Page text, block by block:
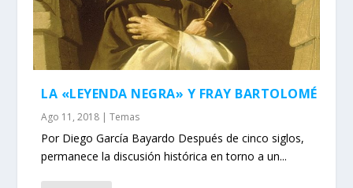
LA «LEYENDA NEGRA» Y FRAY BARTOLOMÉ
Ago 11, 2018 |Temas
Por Diego García Bayardo Después de cinco siglos,
permanece la discusión histórica en torno a un...